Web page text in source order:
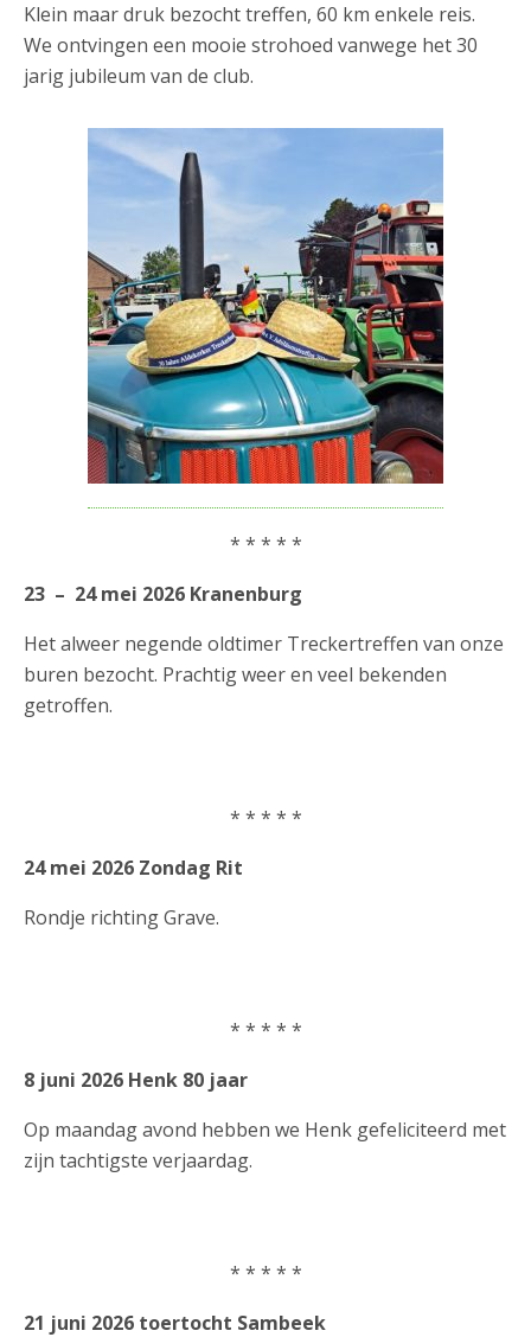
Klein maar druk bezocht treffen, 60 km enkele reis.
We ontvingen een mooie strohoed vanwege het 30
jarig jubileum van de club.
* * * * *
23 – 24 mei 2026 Kranenburg
Het alweer negende oldtimer Treckertreffen van onze
buren bezocht. Prachtig weer en veel bekenden
getroffen.
* * * * *
24 mei 2026 Zondag Rit
Rondje richting Grave.
* * * * *
8 juni 2026 Henk 80 jaar
Op maandag avond hebben we Henk gefeliciteerd met
zijn tachtigste verjaardag.
* * * * *
21 juni 2026 toertocht Sambeek